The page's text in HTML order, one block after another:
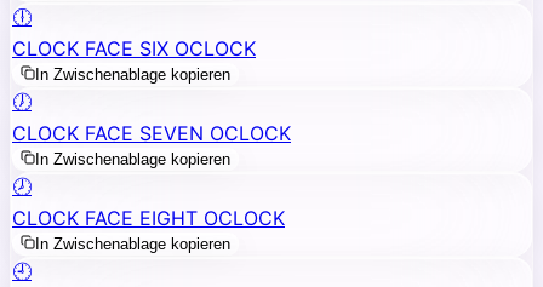
🕕
CLOCK FACE SIX OCLOCK
In Zwischenablage kopieren
🕖
CLOCK FACE SEVEN OCLOCK
In Zwischenablage kopieren
🕗
CLOCK FACE EIGHT OCLOCK
In Zwischenablage kopieren
🕘